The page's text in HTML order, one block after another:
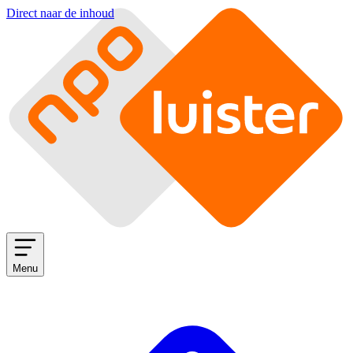
Direct naar de inhoud
Menu